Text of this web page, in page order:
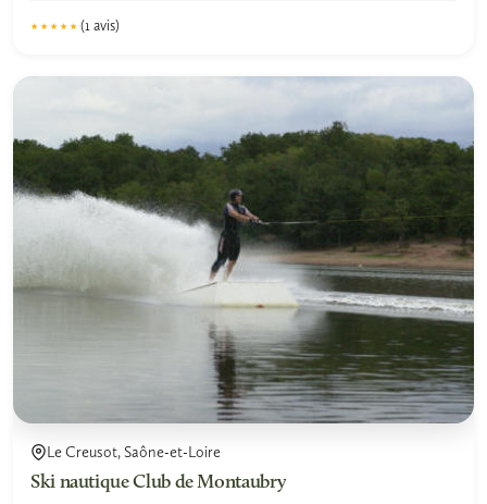
★★★★★
★★★★★ (1 avis)
Le Creusot, Saône-et-Loire
Ski nautique Club de Montaubry